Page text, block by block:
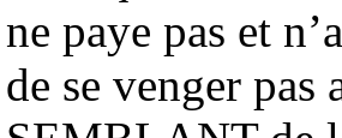
ne paye pas et
de se venger pas